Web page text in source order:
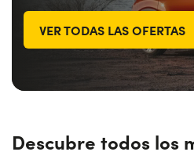
VER TODAS LAS OFERTAS
Descubre todos los